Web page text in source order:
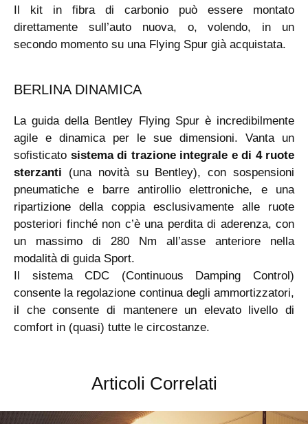
Il kit in fibra di carbonio può essere montato
direttamente sull’auto nuova, o, volendo, in un
secondo momento su una Flying Spur già acquistata.
BERLINA DINAMICA
La guida della Bentley Flying Spur è incredibilmente
agile e dinamica per le sue dimensioni. Vanta un
sofisticato sistema di trazione integrale e di 4 ruote
sterzanti (una novità su Bentley), con sospensioni
pneumatiche e barre antirollio elettroniche, e una
ripartizione della coppia esclusivamente alle ruote
posteriori finché non c’è una perdita di aderenza, con
un massimo di 280 Nm all’asse anteriore nella
modalità di guida Sport.
Il sistema CDC (Continuous Damping Control)
consente la regolazione continua degli ammortizzatori,
il che consente di mantenere un elevato livello di
comfort in (quasi) tutte le circostanze.
Articoli Correlati